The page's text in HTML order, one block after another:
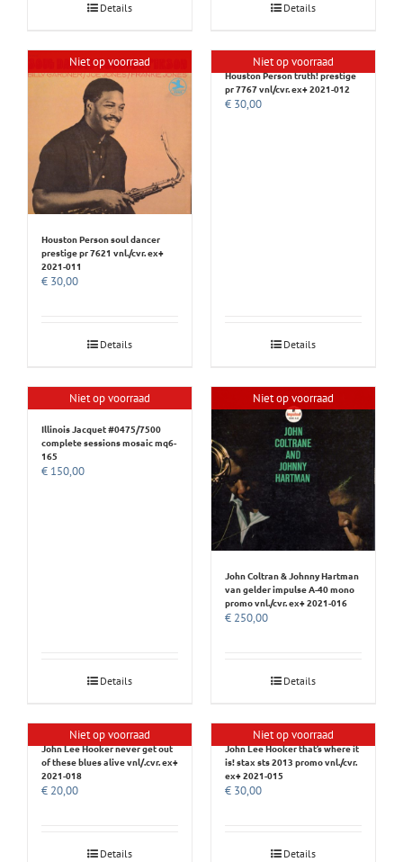
Details Details
Niet op voorraad
Houston Person soul dancer
prestige pr 7621 vnl./cvr. ex+
2021-011
€ 30,00
Details
Niet op voorraad
Houston Person truth! prestige
pr 7767 vnl/cvr. ex+ 2021-012
€ 30,00
Details
Niet op voorraad
Illinois Jacquet #0475/7500
complete sessions mosaic mq6-
165
€ 150,00
Details
Niet op voorraad
John Coltran & Johnny Hartman
van gelder impulse A-40 mono
promo vnl./cvr. ex+ 2021-016
€ 250,00
Details
Niet op voorraad
John Lee Hooker never get out
of these blues alive vnl/.cvr. ex+
2021-018
€ 20,00
Details
Niet op voorraad
John Lee Hooker that’s where it
is! stax sts 2013 promo vnl./cvr.
ex+ 2021-015
€ 30,00
Details